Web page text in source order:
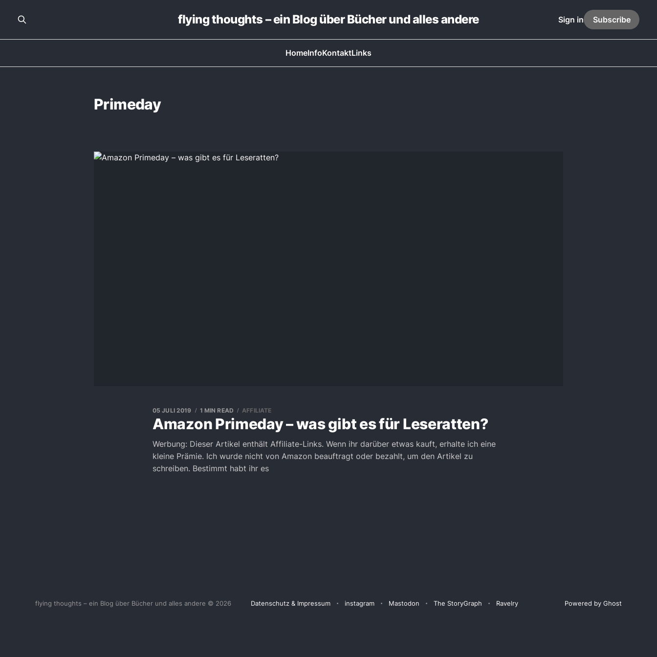
flying thoughts – ein Blog über Bücher und alles andere
HomeInfoKontaktLinks
Sign in Subscribe
Primeday
Amazon Primeday – was gibt es für Leseratten?
05 JULI 2019 1 MIN READ AFFILIATE
Werbung: Dieser Artikel enthält Affiliate-Links. Wenn ihr darüber etwas kauft, erhalte ich eine
kleine Prämie. Ich wurde nicht von Amazon beauftragt oder bezahlt, um den Artikel zu
schreiben. Bestimmt habt ihr es
flying thoughts – ein Blog über Bücher und alles andere © 2026 Datenschutz & Impressum instagram Mastodon The StoryGraph Ravelry Powered by Ghost